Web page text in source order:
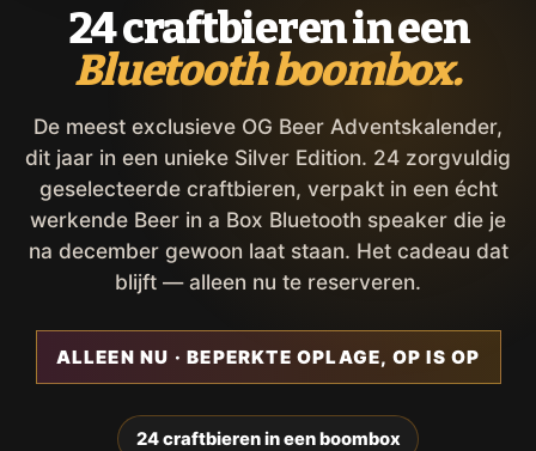
24 craftbieren in een
Bluetooth boombox.
De meest exclusieve OG Beer Adventskalender,
dit jaar in een unieke Silver Edition. 24 zorgvuldig
geselecteerde craftbieren, verpakt in een écht
werkende Beer in a Box Bluetooth speaker die je
na december gewoon laat staan. Het cadeau dat
blijft — alleen nu te reserveren.
ALLEEN NU · BEPERKTE OPLAGE, OP IS OP
24 craftbieren in een boombox